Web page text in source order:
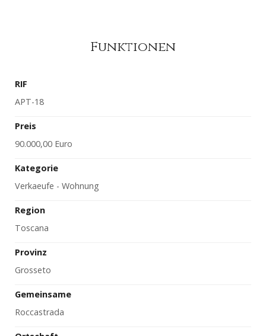
Funktionen
RIF
APT-18
Preis
90.000,00 Euro
Kategorie
Verkaeufe - Wohnung
Region
Toscana
Provinz
Grosseto
Gemeinsame
Roccastrada